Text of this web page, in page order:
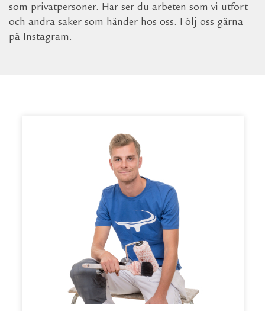
som privatpersoner. Här ser du arbeten som vi utfört
och andra saker som händer hos oss. Följ oss gärna
på Instagram.